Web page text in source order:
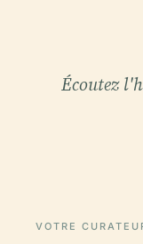
Écoutez
VOTRE